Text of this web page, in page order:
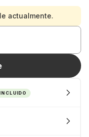
actualmente.
INCLUIDO